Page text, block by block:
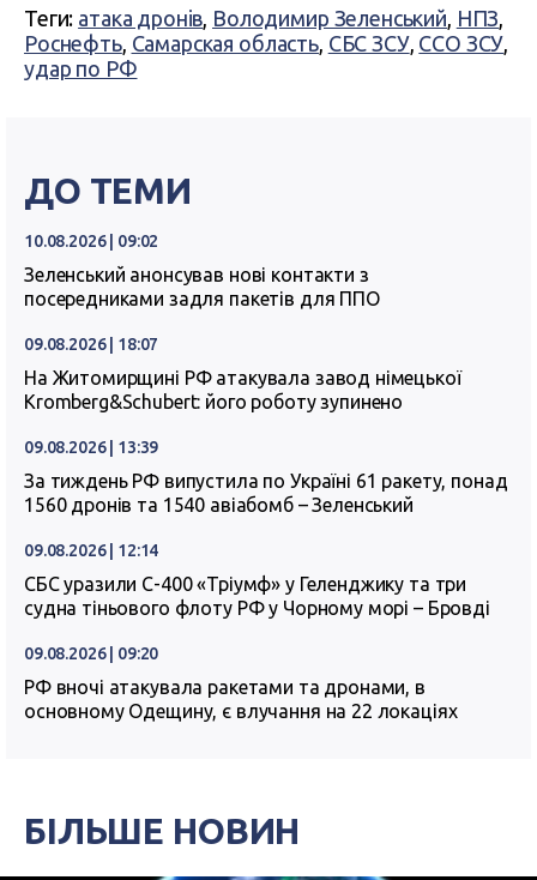
Теги: атака дронів, Володимир Зеленський, НПЗ,
Роснефть, Самарская область, СБС ЗСУ, ССО ЗСУ,
удар по РФ
ДО ТЕМИ
10.08.2026 | 09:02
Зеленський анонсував нові контакти з
посередниками задля пакетів для ППО
09.08.2026 | 18:07
На Житомирщині РФ атакувала завод німецької
Kromberg&Schubert: його роботу зупинено
09.08.2026 | 13:39
За тиждень РФ випустила по Україні 61 ракету, понад
1560 дронів та 1540 авіабомб – Зеленський
09.08.2026 | 12:14
СБС уразили С-400 «Тріумф» у Геленджику та три
судна тіньового флоту РФ у Чорному морі – Бровді
09.08.2026 | 09:20
РФ вночі атакувала ракетами та дронами, в
основному Одещину, є влучання на 22 локаціях
БІЛЬШЕ НОВИН